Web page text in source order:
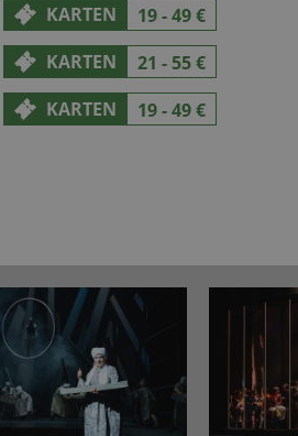
KARTEN
19 - 49 €
KARTEN
21 - 55 €
KARTEN
19 - 49 €